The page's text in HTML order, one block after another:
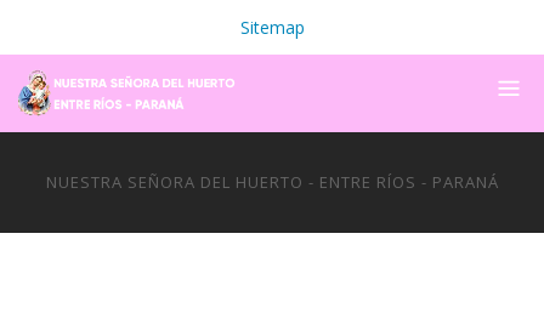
Sitemap
NUESTRA SEÑORA DEL HUERTO - ENTRE RÍOS - PARANÁ